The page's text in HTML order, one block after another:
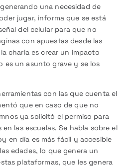
una necesidad de
jugar, informa que se está
del celular para que no
con apuestas desde las
charla es crear un impacto
es un asunto grave y se los
con las que cuenta el
que en caso de que no
ya solicitó el permiso para
en las escuelas. Se habla sobre el
en día es más fácil y accesible
edades, lo que genera un
plataformas, que les genera